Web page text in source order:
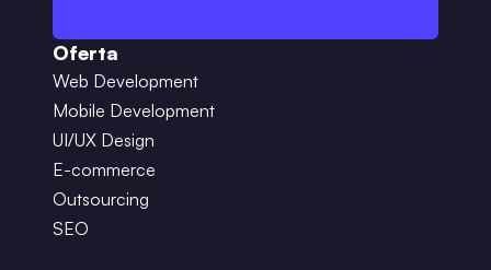
Oferta
Web Development
Mobile Development
UI/UX Design
E-commerce
Outsourcing
SEO